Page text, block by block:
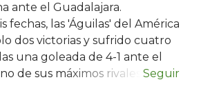
ante el Guadalajara.
fechas, las 'Águilas' del América
dos victorias y sufrido cuatro
una goleada de 4-1 ante el
de sus máximos rivales.